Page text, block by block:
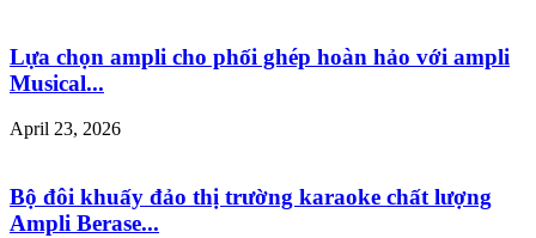
Lựa chọn ampli cho phối ghép hoàn hảo với ampli
Musical...
April 23, 2026
Bộ đôi khuấy đảo thị trường karaoke chất lượng
Ampli Berase...